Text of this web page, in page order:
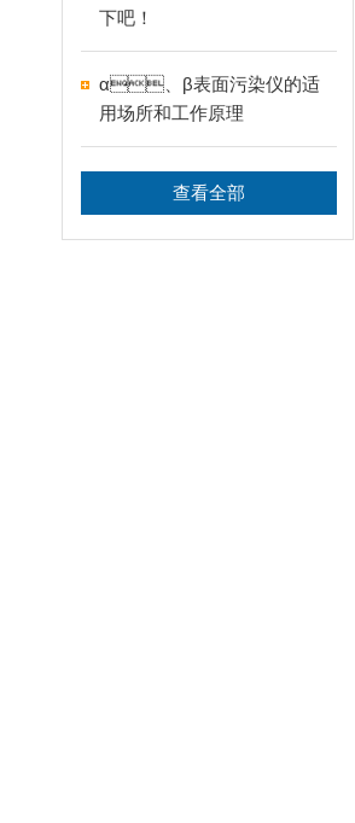
下吧！
α、β表面污染仪的适
用场所和工作原理
查看全部